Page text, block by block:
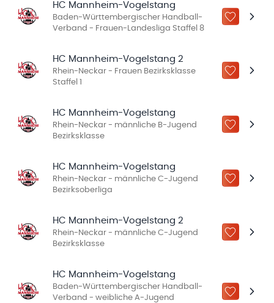
HC Mannheim-Vogelstang
Baden-Württembergischer Handball-
Verband - Frauen-Landesliga Staffel 8
ZU „MEINE
HC Mannheim-Vogelstang 2
Rhein-Neckar - Frauen Bezirksklasse
Staffel 1
ZU „MEINE
HC Mannheim-Vogelstang
Rhein-Neckar - männliche B-Jugend
Bezirksklasse
ZU „MEINE
HC Mannheim-Vogelstang
Rhein-Neckar - männliche C-Jugend
Bezirksoberliga
ZU „MEINE
HC Mannheim-Vogelstang 2
Rhein-Neckar - männliche C-Jugend
Bezirksklasse
ZU „MEINE
HC Mannheim-Vogelstang
Baden-Württembergischer Handball-
Verband - weibliche A-Jugend
ZU „MEINE